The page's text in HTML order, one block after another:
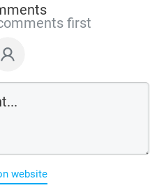
first
website